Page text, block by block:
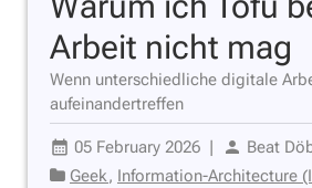
Arbeit nicht mag
Wenn unterschiedliche digitale
aufeinandertreffen
05 February 2026 | Beat
Geek, Information-Architecture